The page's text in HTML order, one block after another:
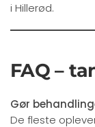
i Hillerød.
FAQ –
Gør
De fleste